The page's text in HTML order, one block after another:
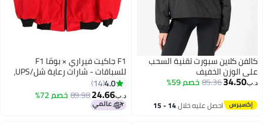
كالفن كلاين سبورت تقنية السحب
على الوزن الخفيف
د.ب‏34.50
85.36 خصم 59%
احصل عليه خلال 14 - 15
7
F1 جاكيت فيراري × بومّا F1
للسباقات - شارات رعاية شل/UPS،
تصميم كتلة الألوان الأسود/الأحمر،
شعار مطرّز، تصميم بسحاب كامل،
معطف موضة رياضية للجنسين
4.0
14
د.ب‏24.66
89.98 خصم 72%